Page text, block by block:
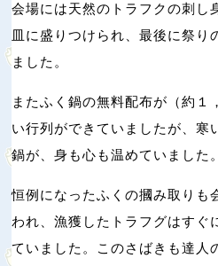
会場には天然のトラフクの刺し
皿に盛りつけられ、最後に祭り
ました。
またふく鍋の無料配布が（約１
い行列ができていましたが、寒
鍋が、身も心も温めていました。
恒例になったふくの摑み取りも
われ、漁獲したトラフグはすぐ
ていました。このさばきも達人